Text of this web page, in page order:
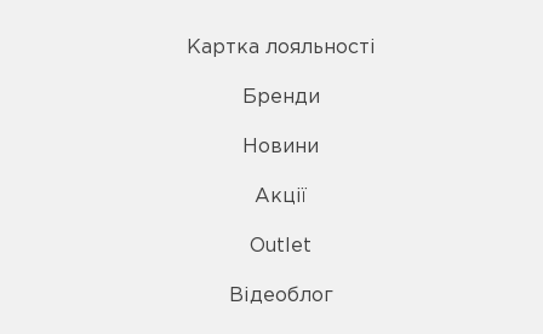
Картка лояльності
Бренди
Новини
Акції
Outlet
Відеоблог